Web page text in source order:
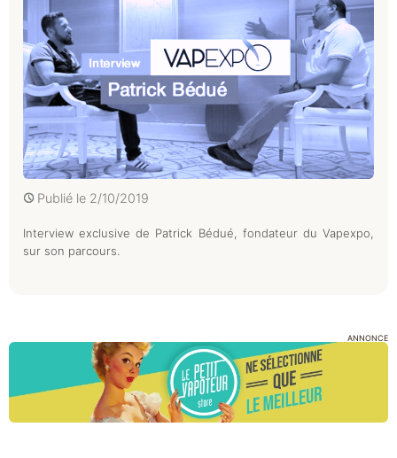
Publié le 2/10/2019
Interview exclusive de Patrick Bédué, fondateur du Vapexpo,
sur son parcours.
ANNONCE